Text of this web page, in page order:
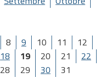
8 9 10 11
12
18 19 20 21
22
28 29 30 31